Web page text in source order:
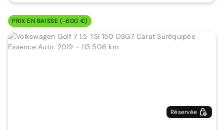
PRIX EN BAISSE (-600 €)
Réservée